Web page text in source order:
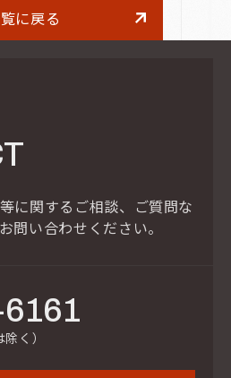
に戻る
に関するご相談、ご質問な
問い合わせください。
く）